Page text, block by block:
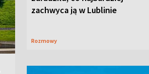
zachwyca ją w Lublinie
Rozmowy